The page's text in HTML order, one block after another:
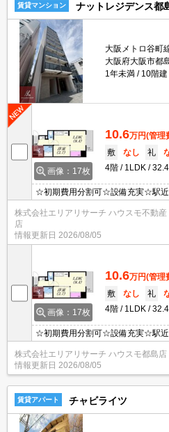
賃貸マンション ナットレジデンス都
大阪メトロ谷町
大阪府大阪市都
1年未満
10階建
画像：17枚
10.6万円(管理
敷
なし 礼
4階
1LDK
☆初期費用分割可☆設備充実☆駅
株式会社エリアリサーチ ハウスモ不動産
店
情報更新日 2026/08/05
画像：17枚
10.6万円(管理
敷
なし 礼
4階
1LDK
☆初期費用分割可☆設備充実☆駅
株式会社エリアリサーチ ハウスモ都島店
情報更新日 2026/08/05
賃貸アパート チャビライツ